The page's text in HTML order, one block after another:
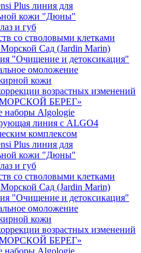
Plus линия для
кожи "Дюны"
и губ
со стволовыми клетками
Сад (Jardin Marin)
"Очищение и детоксикация"
омоложение
кожи
возрастных изменений
МОРСКОЙ БЕРЕГ»
наборы Algologie
линия с ALGO4
комплексом
Plus линия для
кожи "Дюны"
и губ
со стволовыми клетками
Сад (Jardin Marin)
"Очищение и детоксикация"
омоложение
кожи
возрастных изменений
МОРСКОЙ БЕРЕГ»
наборы Algologie